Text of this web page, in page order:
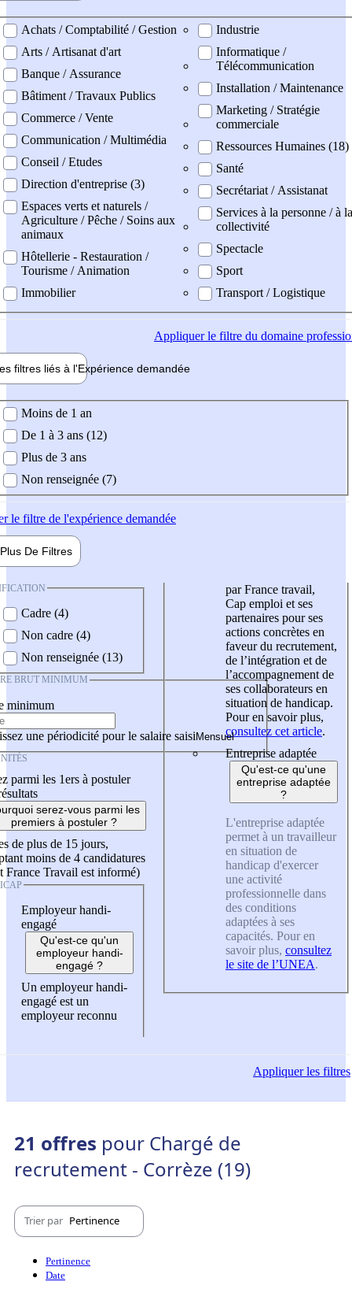
professionel
Achats / Comptabilité / Gestion
Arts / Artisanat d'art
Banque / Assurance
Bâtiment / Travaux Publics
Commerce / Vente
Communication / Multimédia
Conseil / Etudes
Direction d'entreprise (3)
Espaces verts et naturels /
Agriculture / Pêche / Soins aux
animaux
Hôtellerie - Restauration /
Tourisme / Animation
Immobilier
Industrie
Informatique /
Télécommunication
Installation / Maintenance
Marketing / Stratégie
commerciale
Ressources Humaines (18)
Santé
Secrétariat / Assistanat
Services à la personne / à la
collectivité
Spectacle
Sport
Transport / Logistique
Appliquerle filtre du domaine
filtres liés à l'Expérience demandée
demandée
Moins de 1 an
De 1 à 3 ans (12)
Plus de 3 ans
Non renseignée (7)
le filtre de l'expérience demandée
Plus De Filtres
Cadre (4)
Non cadre (4)
Non renseignée (13)
BRUT MINIMUM
minimum
une périodicité pour le salaire saisi
parmi les 1ers à postuler
serez-vous parmi les
premiers à postuler ?
de plus de 15 jours,
moins de 4 candidatures
France Travail est informé)
Employeur handi-
engagé
Qu'est-ce qu'un
employeur handi-
engagé ?
Un employeur handi-
engagé est un
employeur reconnu
par France travail,
Cap emploi et ses
partenaires pour ses
actions concrètes en
faveur du recrutement,
de l’intégration et de
l’accompagnement de
ses collaborateurs en
situation de handicap.
Pour en savoir plus,
consultez cet article.
Entreprise adaptée
Qu'est-ce qu'une
entreprise adaptée
?
L'entreprise adaptée
permet à un travailleur
en situation de
handicap d'exercer
une activité
professionnelle dans
des conditions
adaptées à ses
capacités. Pour en
savoir plus, consultez
le site de l’UNEA.
Appliquerles filtres
21 offres pour Chargé de
recrutement - Corrèze (19)
Trier par Pertinence
Pertinence
Date